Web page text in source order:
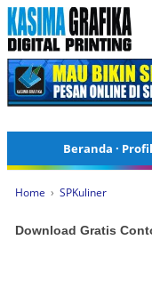
Beranda · Profil
Home › SPKuliner
Download Gratis